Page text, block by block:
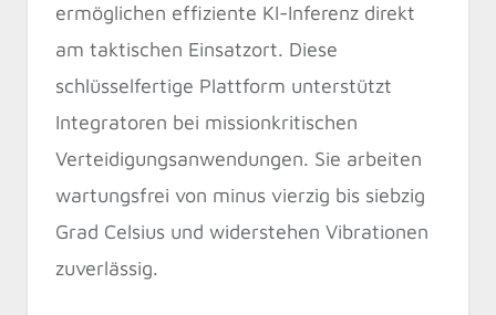
ermöglichen effiziente KI-Inferenz direkt
am taktischen Einsatzort. Diese
schlüsselfertige Plattform unterstützt
Integratoren bei missionkritischen
Verteidigungsanwendungen. Sie arbeiten
wartungsfrei von minus vierzig bis siebzig
Grad Celsius und widerstehen Vibrationen
zuverlässig.